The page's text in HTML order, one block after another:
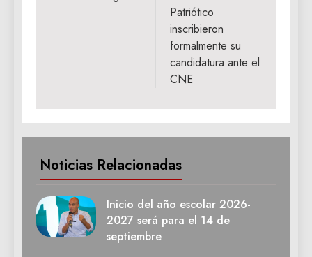
Patriótico
inscribieron
formalmente su
candidatura ante el
CNE
Noticias Relacionadas
Inicio del año escolar 2026-
2027 será para el 14 de
septiembre